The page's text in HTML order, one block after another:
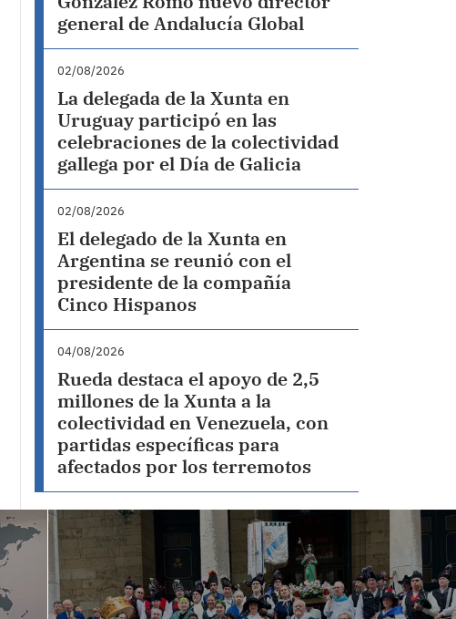
general de Andalucía Global
02/08/2026
La delegada de la Xunta en
Uruguay participó en las
celebraciones de la colectividad
gallega por el Día de Galicia
02/08/2026
El delegado de la Xunta en
Argentina se reunió con el
presidente de la compañía
Cinco Hispanos
04/08/2026
Rueda destaca el apoyo de 2,5
millones de la Xunta a la
colectividad en Venezuela, con
partidas específicas para
afectados por los terremotos